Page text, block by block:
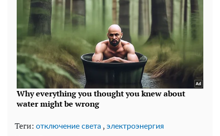
Теги: отключение света , электроэнергия